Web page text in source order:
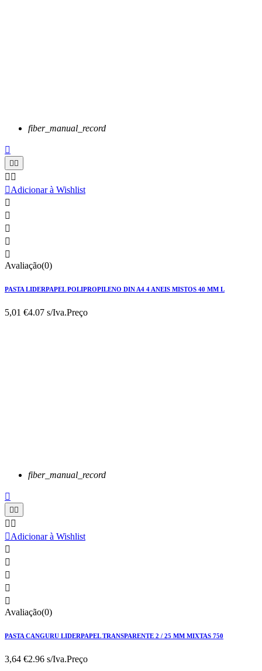
fiber_manual_record


 
Adicionar à Wishlist





Avaliação(0)
PASTA LIDERPAPEL POLIPROPILENO DIN A4 4 ANEIS MISTOS 40 MM L
5,01 €4.07 s/Iva.Preço
fiber_manual_record


 
Adicionar à Wishlist





Avaliação(0)
PASTA CANGURU LIDERPAPEL TRANSPARENTE 2 / 25 MM MIXTAS 750
3,64 €2.96 s/Iva.Preço